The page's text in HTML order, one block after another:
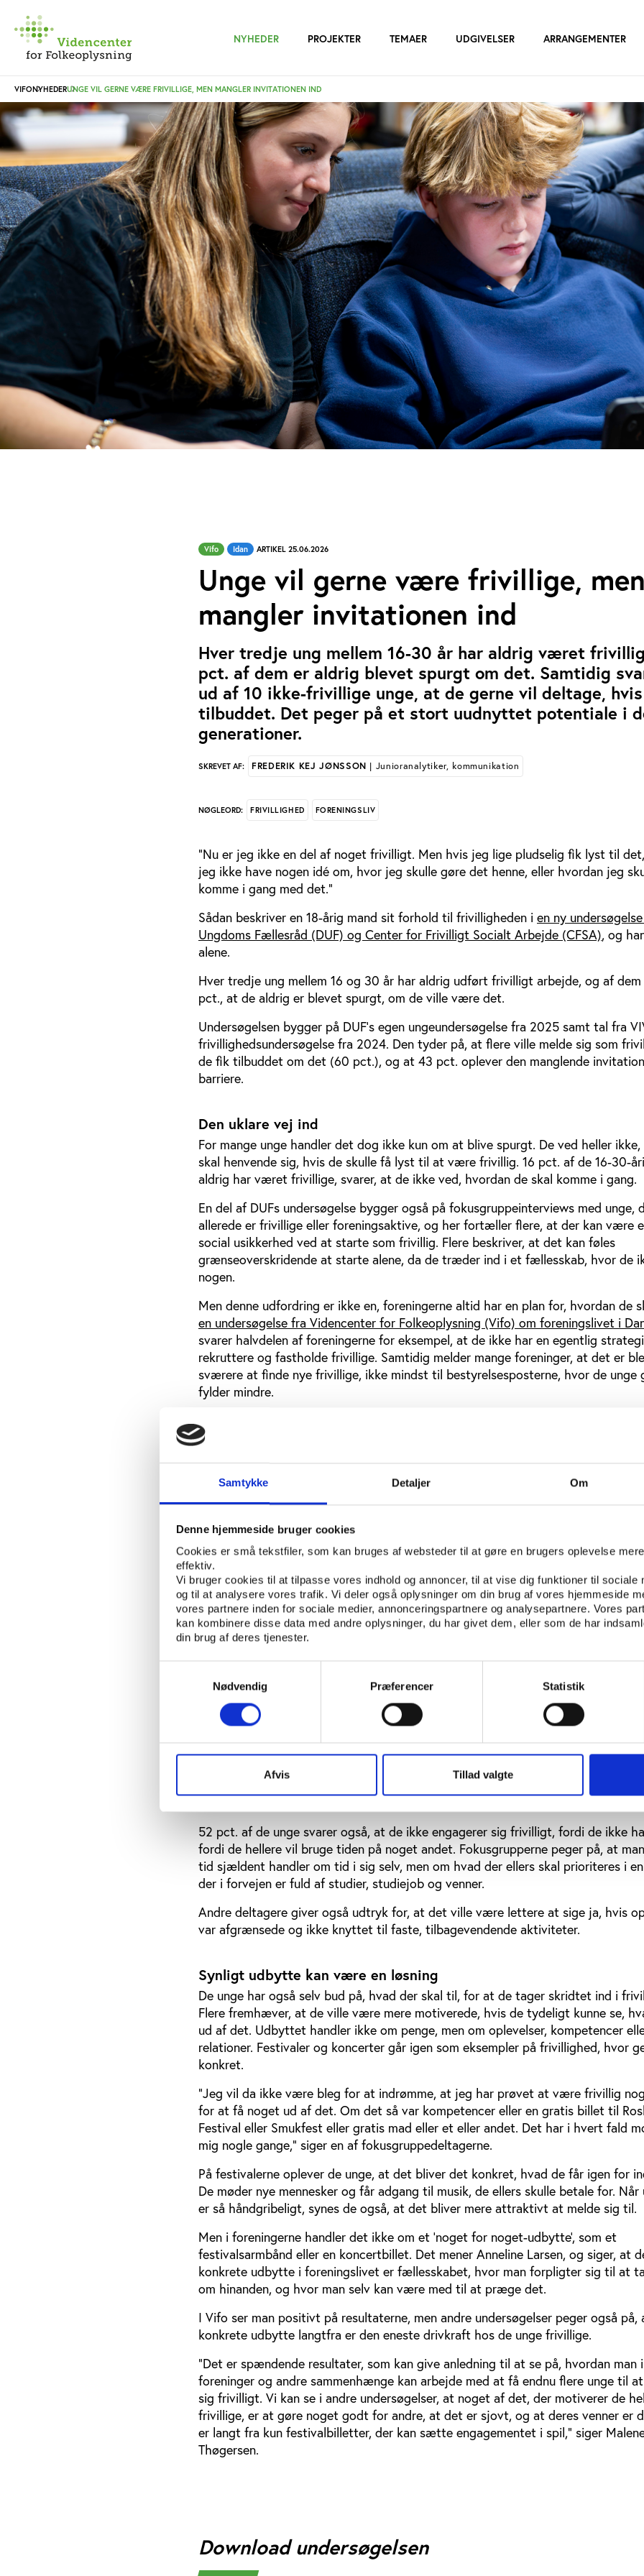
Samtykke Detaljer Om
Denne hjemmeside bruger cookies
Cookies er små tekstfiler, som kan bruges af websteder til at gøre en brugers oplevelse mere
effektiv.
Vi bruger cookies til at tilpasse vores indhold og annoncer, til at vise dig funktioner til sociale
og til at analysere vores trafik. Vi deler også oplysninger om din brug af vores hjemmeside
vores partnere inden for sociale medier, annonceringspartnere og analysepartnere. Vores
kan kombinere disse data med andre oplysninger, du har givet dem, eller som de har
din brug af deres tjenester.
Nødvendig
Præferencer Statistik
Afvis Tillad valgte
NYHEDER PROJEKTER TEMAER UDGIVELSER ARRANGEMENTER
VIFONYHEDERUNGE VIL GERNE VÆRE FRIVILLIGE, MEN MANGLER INVITATIONEN IND
Vifo Idan ARTIKEL 25.06.2026
Unge vil gerne være frivillige, men
mangler invitationen ind
Hver tredje ung mellem 16-30 år har aldrig været
pct. af dem er aldrig blevet spurgt om det. Samtidig
ud af 10 ikke-frivillige unge, at de gerne vil deltage,
tilbuddet. Det peger på et stort uudnyttet potentiale i
generationer.
SKREVET AF: FREDERIK KEJ JØNSSON | Junioranalytiker, kommunikation
NØGLEORD: FRIVILLIGHED FORENINGSLIV
"Nu er jeg ikke en del af noget frivilligt. Men hvis jeg lige pludselig fik lyst til
jeg ikke have nogen idé om, hvor jeg skulle gøre det henne, eller hvordan jeg
komme i gang med det."
Sådan beskriver en 18-årig mand sit forhold til frivilligheden i en ny
Ungdoms Fællesråd (DUF) og Center for Frivilligt Socialt Arbejde (CFSA), og
alene.
Hver tredje ung mellem 16 og 30 år har aldrig udført frivilligt arbejde, og af
pct., at de aldrig er blevet spurgt, om de ville være det.
Undersøgelsen bygger på DUF’s egen ungeundersøgelse fra 2025 samt tal fra
frivillighedsundersøgelse fra 2024. Den tyder på, at flere ville melde sig som
de fik tilbuddet om det (60 pct.), og at 43 pct. oplever den manglende
barriere.
Den uklare vej ind
For mange unge handler det dog ikke kun om at blive spurgt. De ved heller
skal henvende sig, hvis de skulle få lyst til at være frivillig. 16 pct. af de 16-30-
aldrig har været frivillige, svarer, at de ikke ved, hvordan de skal komme i gang.
En del af DUFs undersøgelse bygger også på fokusgruppeinterviews med unge,
allerede er frivillige eller foreningsaktive, og her fortæller flere, at der kan være
social usikkerhed ved at starte som frivillig. Flere beskriver, at det kan føles
grænseoverskridende at starte alene, da de træder ind i et fællesskab, hvor de
nogen.
Men denne udfordring er ikke en, foreningerne altid har en plan for, hvordan de
en undersøgelse fra Videncenter for Folkeoplysning (Vifo) om foreningslivet i
svarer halvdelen af foreningerne for eksempel, at de ikke har en egentlig
rekruttere og fastholde frivillige. Samtidig melder mange foreninger, at det er
sværere at finde nye frivillige, ikke mindst til bestyrelsesposterne, hvor de unge
fylder mindre.
mere strategisk med.
”Foreningerne kan med fordel arbejde mere bevidst med, hvordan de rekrutterer
frivillige – også til de mere formelle opgaver i foreningen,” siger hun.
Frivilligheden opleves som en stor forpligtigelse
Selvom mange af de unge angiver, at de ville sige ja, hvis de blev spurgt, oplever
alligevel, at der kan være nogle barrierer. Blandt andet at frivilligrollen ses som
krævende end deltagerrollen. De opfatter det som "et stort projekt", idet
opleves som noget, der ligger fast og gentager sig hver uge, hvor de som
vælge mere til og fra med deres aktivitet.
Det genkender en af fokusgruppedeltagerne, der tidligere har stået for blandt
markedsføring og sociale medier i en frivillig organisation.
"Nogle gange kan det i hvert fald føles som om, at de her frivillige organisationer
krævet lidt for meget så, at man i sidste ende er endt med at bakke lidt ud,”
rapporten.
Men ifølge DUF's forperson er frivillighed meget mere end forpligtelser.
”Der er masser af mulighed for fleksibilitet og afgrænsede opgaver i
52 pct. af de unge svarer også, at de ikke engagerer sig frivilligt, fordi de ikke
fordi de hellere vil bruge tiden på noget andet. Fokusgrupperne peger på, at
tid sjældent handler om tid i sig selv, men om hvad der ellers skal prioriteres i
der i forvejen er fuld af studier, studiejob og venner.
Andre deltagere giver også udtryk for, at det ville være lettere at sige ja, hvis
var afgrænsede og ikke knyttet til faste, tilbagevendende aktiviteter.
Synligt udbytte kan være en løsning
De unge har også selv bud på, hvad der skal til, for at de tager skridtet ind i
Flere fremhæver, at de ville være mere motiverede, hvis de tydeligt kunne se,
ud af det. Udbyttet handler ikke om penge, men om oplevelser, kompetencer
relationer. Festivaler og koncerter går igen som eksempler på frivillighed, hvor
konkret.
"Jeg vil da ikke være bleg for at indrømme, at jeg har prøvet at være frivillig
for at få noget ud af det. Om det så var kompetencer eller en gratis billet til
Festival eller Smukfest eller gratis mad eller et eller andet. Det har i hvert fald
mig nogle gange," siger en af fokusgruppedeltagerne.
På festivalerne oplever de unge, at det bliver det konkret, hvad de får igen for
De møder nye mennesker og får adgang til musik, de ellers skulle betale for.
er så håndgribeligt, synes de også, at det bliver mere attraktivt at melde sig til.
Men i foreningerne handler det ikke om et 'noget for noget-udbytte', som et
festivalsarmbånd eller en koncertbillet. Det mener Anneline Larsen, og siger, at
konkrete udbytte i foreningslivet er fællesskabet, hvor man forpligter sig til at
om hinanden, og hvor man selv kan være med til at præge det.
I Vifo ser man positivt på resultaterne, men andre undersøgelser peger også på,
konkrete udbytte langtfra er den eneste drivkraft hos de unge frivillige.
”Det er spændende resultater, som kan give anledning til at se på, hvordan man i
foreninger og andre sammenhænge kan arbejde med at få endnu flere unge til
sig frivilligt. Vi kan se i andre undersøgelser, at noget af det, der motiverer de
frivillige, er at gøre noget godt for andre, at det er sjovt, og at deres venner er
er langt fra kun festivalbilletter, der kan sætte engagementet i spil,” siger
Thøgersen.
Download undersøgelsen